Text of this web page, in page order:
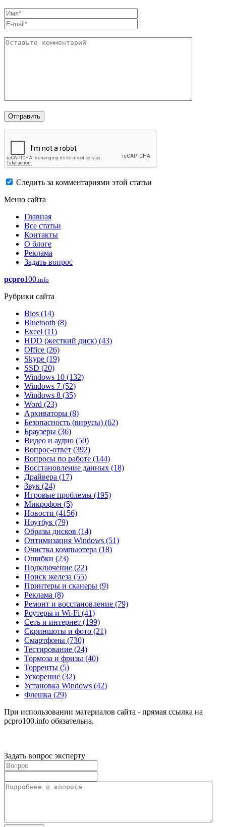
Следить за комментариями этой статьи
Меню сайта
Главная
Все статьи
Контакты
О блоге
Реклама
Задать вопрос
pcpro100.info
Рубрики сайта
Bios (14)
Bluetooth (8)
Excel (11)
HDD (жесткий диск) (43)
Office (26)
Skype (19)
SSD (20)
Windows 10 (132)
Windows 7 (52)
Windows 8 (35)
Word (23)
Архиваторы (8)
Безопасность (вирусы) (62)
Браузеры (36)
Видео и аудио (50)
Вопрос-ответ (392)
Вопросы по работе (144)
Восстановление данных (18)
Драйвера (17)
Звук (24)
Игровые проблемы (195)
Микрофон (5)
Новости (4156)
Ноутбук (79)
Образы дисков (14)
Оптимизация Windows (51)
Очистка компьютера (18)
Ошибки (23)
Подключение (22)
Поиск железа (55)
Принтеры и сканеры (9)
Реклама (8)
Ремонт и восстановление (79)
Роутеры и Wi-Fi (41)
Сеть и интернет (199)
Скриншоты и фото (21)
Смартфоны (730)
Тестирование (24)
Тормоза и фризы (40)
Торренты (5)
Ускорение (32)
Установка Windows (42)
Флешка (29)
При использовании материалов сайта - прямая ссылка на
pcpro100.info обязательна.
Задать вопрос эксперту